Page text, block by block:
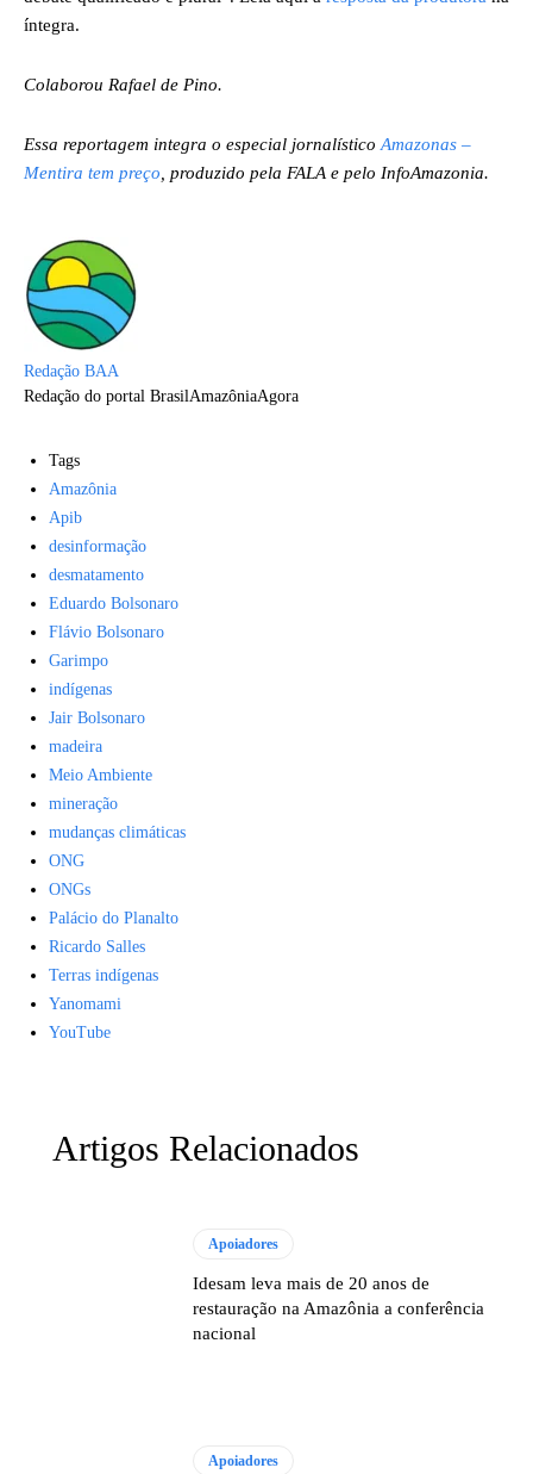
íntegra.
Colaborou Rafael de Pino.
Essa reportagem integra o especial jornalístico Amazonas –
Mentira tem preço , produzido pela FALA e pelo InfoAmazonia.
Redação BAA
Redação do portal BrasilAmazôniaAgora
Tags
Amazônia
Apib
desinformação
desmatamento
Eduardo Bolsonaro
Flávio Bolsonaro
Garimpo
indígenas
Jair Bolsonaro
madeira
Meio Ambiente
mineração
mudanças climáticas
ONG
ONGs
Palácio do Planalto
Ricardo Salles
Terras indígenas
Yanomami
YouTube
Artigos Relacionados
Apoiadores
Idesam leva mais de 20 anos de
restauração na Amazônia a conferência
nacional
Apoiadores